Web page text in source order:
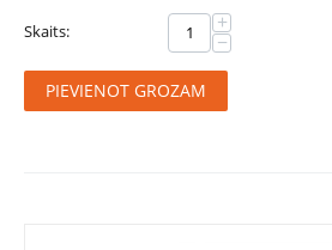
Skaits: +
−
PIEVIENOT GROZAM